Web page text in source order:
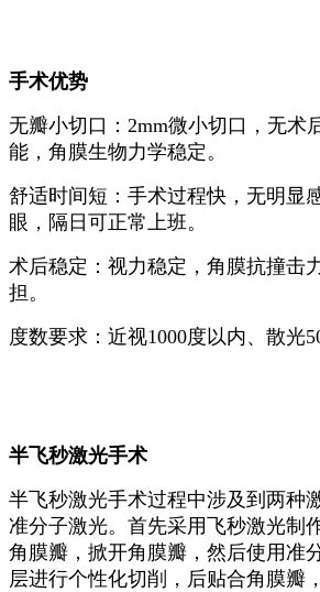
手术优势
无瓣小切口：2mm微小切口，无术
能，角膜生物力学稳定。
舒适时间短：手术过程快，无明显
眼，隔日可正常上班。
术后稳定：视力稳定，角膜抗撞击
担。
度数要求：近视1000度以内、散光
半飞秒激光手术
半飞秒激光手术过程中涉及到两种
准分子激光。首先采用飞秒激光制
角膜瓣，掀开角膜瓣，然后使用准
层进行个性化切削，后贴合角膜瓣